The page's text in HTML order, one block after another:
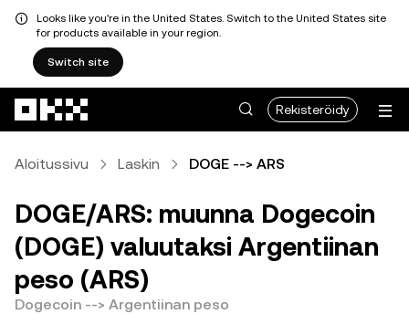
Looks like you're in the United States. Switch to the United States site
for products available in your region.
Switch site
Rekisteröidy
Aloitussivu Laskin DOGE --> ARS
DOGE/ARS: muunna Dogecoin
(DOGE) valuutaksi Argentiinan
peso (ARS)
Dogecoin --> Argentiinan peso